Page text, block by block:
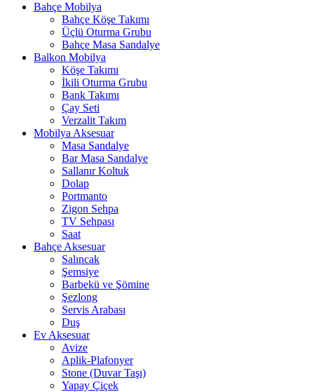
Bahçe Mobilya
Bahçe Köşe Takımı
Üçlü Oturma Grubu
Bahçe Masa Sandalye
Balkon Mobilya
Köşe Takımı
İkili Oturma Grubu
Bank Takımı
Çay Seti
Verzalit Takım
Mobilya Aksesuar
Masa Sandalye
Bar Masa Sandalye
Sallanır Koltuk
Dolap
Portmanto
Zigon Sehpa
TV Sehpası
Saat
Bahçe Aksesuar
Salıncak
Şemsiye
Barbekü ve Şömine
Şezlong
Servis Arabası
Duş
Ev Aksesuar
Avize
Aplik-Plafonyer
Stone (Duvar Taşı)
Yapay Çiçek